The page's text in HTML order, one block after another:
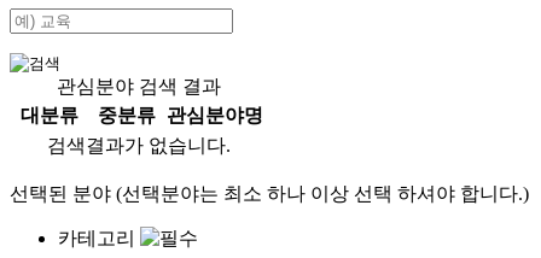
관심분야 검색 결과
대분류
중분류
관심분야명
검색결과가 없습니다.
선택된 분야 (선택분야는 최소 하나 이상 선택 하셔야 합니다.)
카테고리